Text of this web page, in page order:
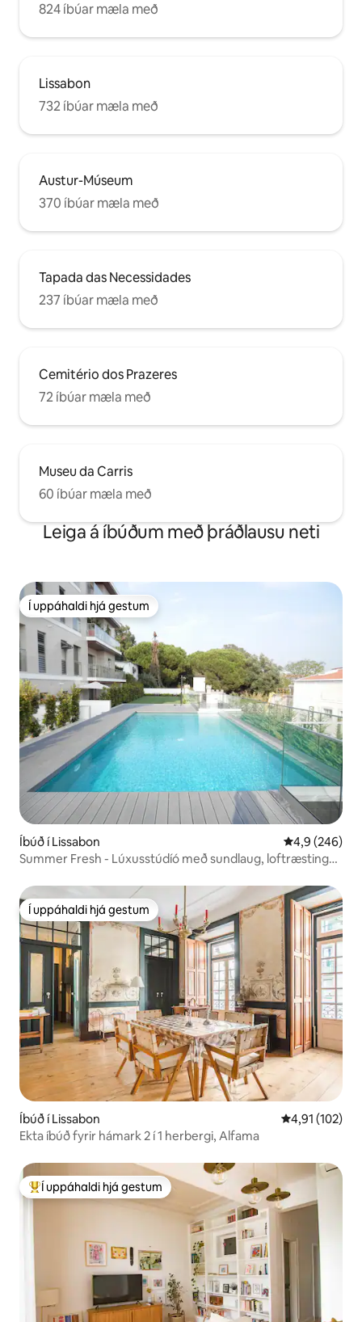
824 íbúar mæla með
Lissabon
732 íbúar mæla með
Austur-Múseum
370 íbúar mæla með
Tapada das Necessidades
237 íbúar mæla með
Cemitério dos Prazeres
72 íbúar mæla með
Museu da Carris
60 íbúar mæla með
Leiga á íbúðum með þráðlausu neti
Í uppáhaldi hjá gestum
Í uppáhaldi hjá gestum
Íbúð í Lissabon 4,9 af 5 í
4,9 (246)
Summer Fresh - Lúxusstúdíó með sundlaug, loftræstingu
Í uppáhaldi hjá gestum
Í uppáhaldi hjá gestum
Íbúð í Lissabon 4,91 af 5 í
4,91 (102)
Ekta íbúð fyrir hámark 2 í 1 herbergi, Alfama
Í mestu uppáhaldi hjá gestum
Í uppáhaldi hjá gestum